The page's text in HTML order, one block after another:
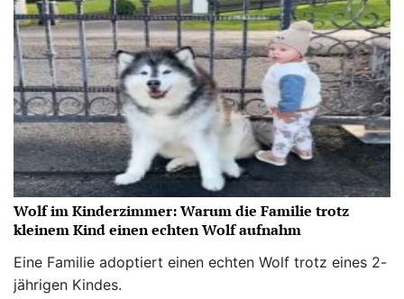
Wolf im Kinderzimmer: Warum die Familie trotz
kleinem Kind einen echten Wolf aufnahm
Eine Familie adoptiert einen echten Wolf trotz eines 2-
jährigen Kindes.